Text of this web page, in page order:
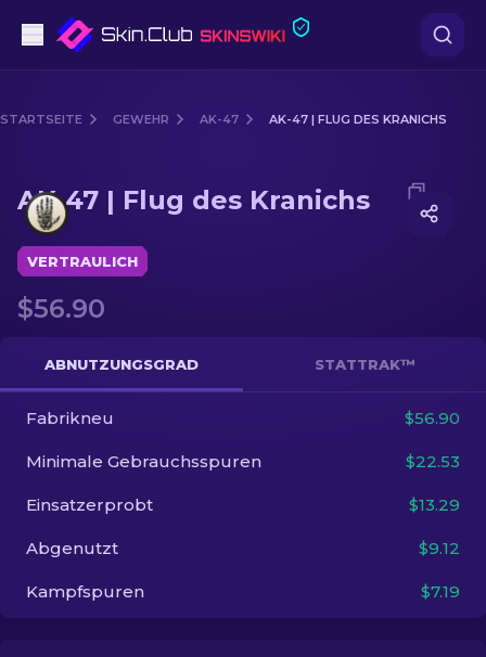
Gewehr
Scharfschützengewehr
Messer
Handschuh
Kisten
Andere
STARTSEITE GEWEHR AK-47 AK-47 | FLUG DES KRANICHS
Media of AK-47 | Flug des Kranichs
AK-47 | Flug des Kranichs
VERTRAULICH
$56.90
ABNUTZUNGSGRAD STATTRAK™
Fabrikneu $56.90
Minimale Gebrauchsspuren $22.53
Einsatzerprobt $13.29
Abgenutzt $9.12
Kampfspuren $7.19